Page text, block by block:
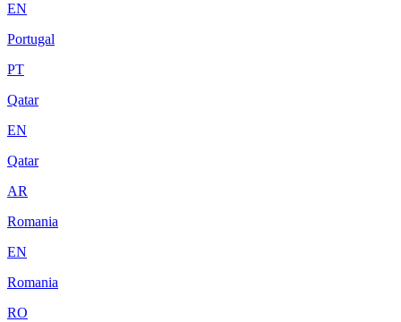
EN
Portugal
PT
Qatar
EN
Qatar
AR
Romania
EN
Romania
RO